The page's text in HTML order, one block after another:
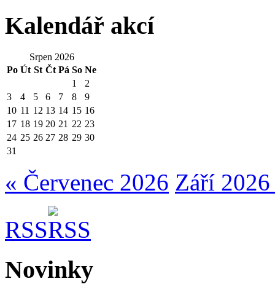
Kalendář akcí
Srpen 2026
Po Út St Čt Pá So Ne
1
2
3
4 5 6 7 8
9
10 11 12 13 14 15 16
17 18 19 20 21 22 23
24 25 26 27 28 29 30
31
« Červenec 2026 Září
RSS
Novinky